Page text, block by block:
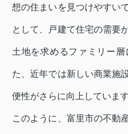
想の住まいを見つけやすい
として、戸建て住宅の需要
土地を求めるファミリー
た、近年では新しい商業施
便性がさらに向上しています
このように、富里市の不動